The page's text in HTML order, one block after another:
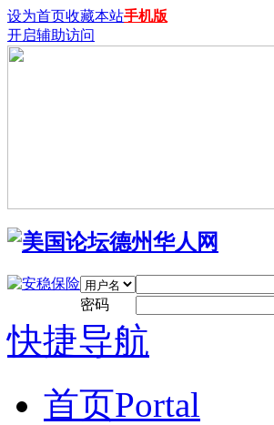
设为首页收藏本站手机版
开启辅助访问
密码
快捷导航
首页Portal